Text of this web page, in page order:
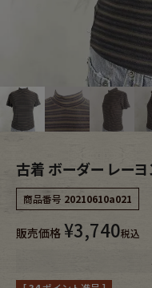
メンズ商
Tops
Bottoms
レディース
Tops
古着 ボーダー レー
商品番号 20210610a021
販売価格 ¥3,740税込